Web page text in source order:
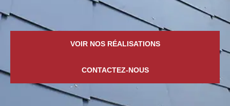
VOIR NOS RÉALISATIONS
CONTACTEZ-NOUS